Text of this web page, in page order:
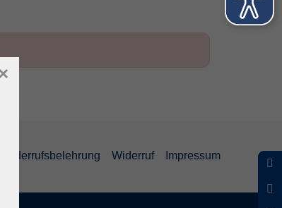
Widerrufsbelehrung Widerruf Impressum